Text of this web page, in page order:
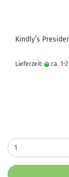
Kindly’s
Lieferzeit: ca. 1-2